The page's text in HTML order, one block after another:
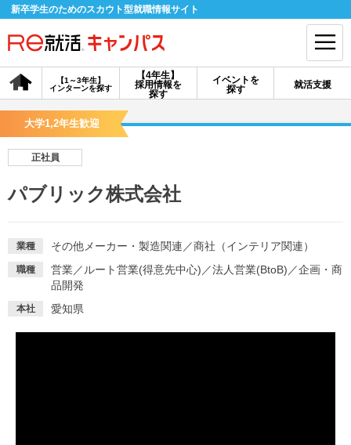
新卒学生のためのスカウト型就職情報サイト
【4年生】
採用情報を
探す
【1～3年生】
インターンを探す
イベントを
探す
就活支援
会員登録 ログイン
探す
イベントを探す
大学1,2年生歓迎
正社員
パブリック株式会社
業種 その他メーカー・製造関連 ／商社（インテリア関連）
職種 営業／ ルート営業(得意先中心) ／法人営業(BtoB) ／企画・商
品開発
本社 愛知県